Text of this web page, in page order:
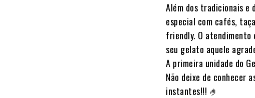
Além dos tradicionais e
especial com cafés,
friendly. O atendimento
seu gelato aquele
A primeira unidade do
Não deixe de conhecer
instantes!!! 🤌